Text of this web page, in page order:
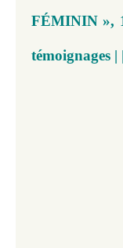
FÉMININ »,
témoignages